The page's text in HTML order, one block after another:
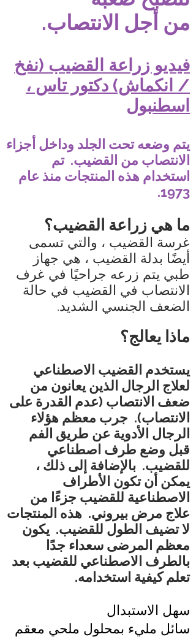
من أجل الانتصاب.
فيديو زراعة القضيب (نفخ
/ انكماش) دكتور تاس ،
اسطنبول
يتم وضعه تحت الجلد وداخل أجزاء
الانتصاب من القضيب. تم
استخدام هذه المنتجات منذ عام
1973.
ما هي زراعة القضيب؟
غرسة القضيب ، والتي تسمى
أيضًا بدلة القضيب ، هي جهاز
طبي يتم زرعه جراحيًا في غرف
الانتصاب في القضيب في حالة
الضعف الجنسي الشديد.
ماذا يعالج؟
يستخدم القضيب الاصطناعي
لعلاج الرجال الذين يعانون من
ضعف الانتصاب (عدم القدرة على
الانتصاب). جرب معظم هؤلاء
الرجال الأدوية عن طريق الفم
قبل وضع طرف اصطناعي
للقضيب. بالإضافة إلى ذلك ،
يمكن أن تكون الأطراف
الاصطناعية للقضيب جزءًا من
علاج مرض بيروني. هذه المنتجات
لا تضيف الطول للقضيب. يكون
معظم المرضى سعداء جدًا
بالطرف الاصطناعي للقضيب بعد
تعلم كيفية استخدامه.
سهل الاستبدال
سائل مليء بمحلول ملحي معقم